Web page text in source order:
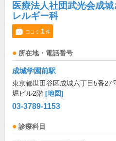
医療法人社団武光会成
レルギー科
口コミ 1件
所在地・電話番号
成城学園前駅
東京都世田谷区成城六丁目5番27
堀ビル2階 [地図]
03-3789-1153
診療科目